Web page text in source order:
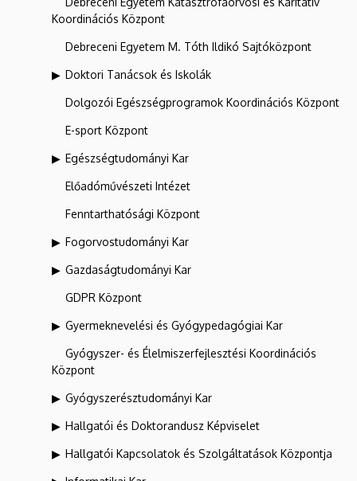
Koordinációs Központ
Debreceni Egyetem M. Tóth Ildikó Sajtóközpont
Doktori Tanácsok és Iskolák
Dolgozói Egészségprogramok Koordinációs Központ
E-sport Központ
Egészségtudományi Kar
Előadóművészeti Intézet
Fenntarthatósági Központ
Fogorvostudományi Kar
Gazdaságtudományi Kar
GDPR Központ
Gyermeknevelési és Gyógypedagógiai Kar
Gyógyszer- és Élelmiszerfejlesztési Koordinációs
Központ
Gyógyszerésztudományi Kar
Hallgatói és Doktorandusz Képviselet
Hallgatói Kapcsolatok és Szolgáltatások Központja